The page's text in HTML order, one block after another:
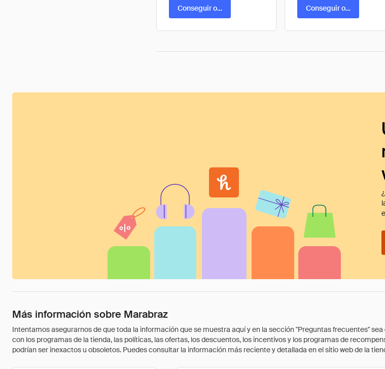
Conseguir oferta Conseguir oferta
Más información sobre Marabraz
Intentamos asegurarnos de que toda la información que se muestra aquí y en la sección "Preguntas frecuentes"
con los programas de la tienda, las políticas, las ofertas, los descuentos, los incentivos y los programas de
podrían ser inexactos u obsoletos. Puedes consultar la información más reciente y detallada en el sitio web de la